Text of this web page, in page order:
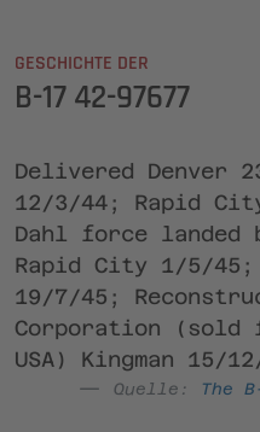
GESCHICHTE DER
B-17 42-97677
Delivered Denver
12/3/44; Rapid
Dahl force landed
Rapid City 1/5/45;
19/7/45;
Corporation (sold
USA) Kingman 15/
Quelle:
The